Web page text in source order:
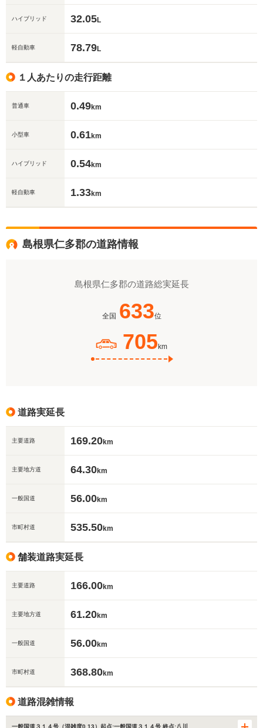
ハイブリッド 32.05L
軽自動車 78.79L
１人あたりの走行距離
普通車 0.49km
小型車 0.61km
ハイブリッド 0.54km
軽自動車 1.33km
島根県仁多郡の道路情報
島根県仁多郡の道路総実延長
全国 633位
705 km
道路実延長
主要道路 169.20km
主要地方道 64.30km
一般国道 56.00km
市町村道 535.50km
舗装道路実延長
主要道路 166.00km
主要地方道 61.20km
一般国道 56.00km
市町村道 368.80km
道路混雑情報
一般国道３１４号（混雑度0.13）起点:一般国道３１４号 終点:八川…